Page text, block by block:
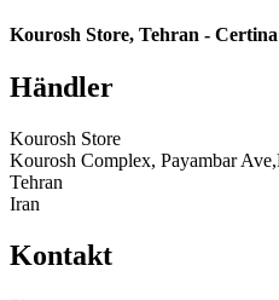
Kourosh Store, Tehran -
Händler
Kourosh Store
Kourosh Complex, Payambar
Tehran
Iran
Kontakt